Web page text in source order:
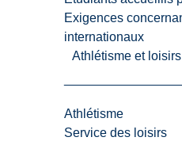
Exigences
internationaux
Athlétisme et
Athlétisme
Service des loisirs